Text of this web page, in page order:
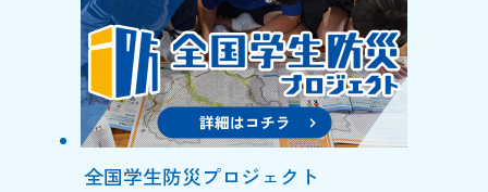
全国学生防災プロジェクト